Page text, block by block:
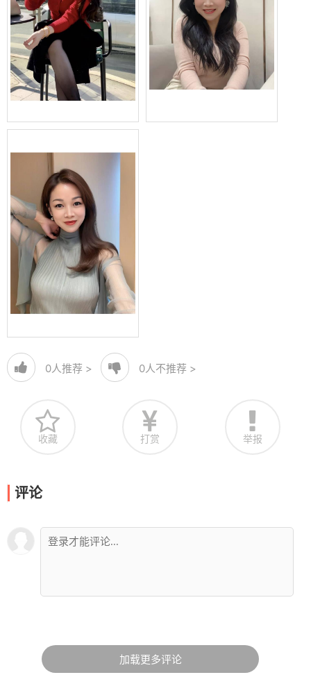
0人推荐 > 0人不推荐 >
收藏 打赏 举报
评论
加载更多评论